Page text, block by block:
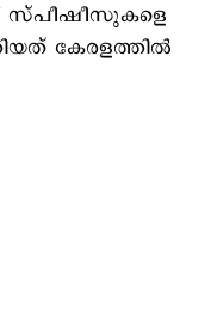
സ്പീഷീസുകളെ
കേരളത്തിൽ